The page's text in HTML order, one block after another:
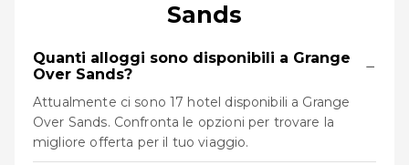
Sands
Quanti alloggi sono disponibili a Grange
Over Sands?
−
Attualmente ci sono 17 hotel disponibili a Grange
Over Sands. Confronta le opzioni per trovare la
migliore offerta per il tuo viaggio.